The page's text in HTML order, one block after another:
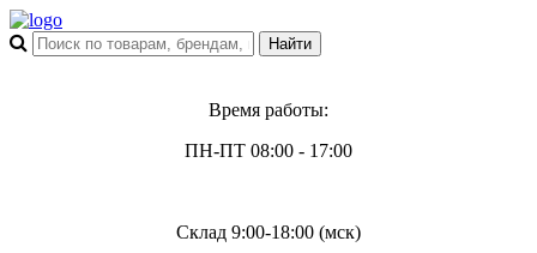
Время работы:
ПН-ПТ 08:00 - 17:00
Склад 9:00-18:00 (мск)